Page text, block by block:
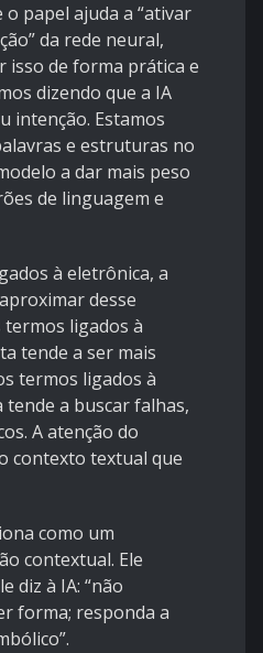
papel ajuda a “ativar
da rede neural,
isso de forma prática e
dizendo que a IA
intenção. Estamos
e estruturas no
a dar mais peso
de linguagem e
à eletrônica, a
desse
termos ligados à
tende a ser mais
termos ligados à
a buscar falhas,
A atenção do
contexto textual que
como um
contextual. Ele
diz à IA: “não
forma; responda a